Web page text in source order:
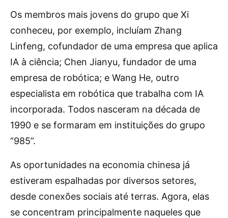
Os membros mais jovens do grupo que Xi
conheceu, por exemplo, incluíam Zhang
Linfeng, cofundador de uma empresa que aplica
IA à ciência; Chen Jianyu, fundador de uma
empresa de robótica; e Wang He, outro
especialista em robótica que trabalha com IA
incorporada. Todos nasceram na década de
1990 e se formaram em instituições do grupo
“985”.
As oportunidades na economia chinesa já
estiveram espalhadas por diversos setores,
desde conexões sociais até terras. Agora, elas
se concentram principalmente naqueles que